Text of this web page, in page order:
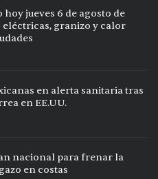
jueves 6 de agosto de
eléctricas, granizo y calor
en alerta sanitaria tras
en EE.UU.
nacional para frenar la
en costas